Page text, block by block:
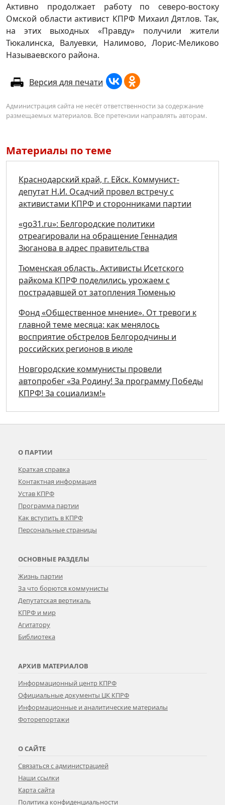
Активно продолжает работу по северо-востоку
Омской области активист КПРФ Михаил Дятлов. Так,
на этих выходных «Правду» получили жители
Тюкалинска, Валуевки, Налимово, Лорис-Меликово
Называевского района.
Версия для печати
Администрация сайта не несёт ответственности за содержание
размещаемых материалов. Все претензии направлять авторам.
Материалы по теме
Краснодарский край, г. Ейск. Коммунист-
депутат Н.И. Осадчий провел встречу с
активистами КПРФ и сторонниками партии
«go31.ru»: Белгородские политики
отреагировали на обращение Геннадия
Зюганова в адрес правительства
Тюменская область. Активисты Исетского
райкома КПРФ поделились урожаем с
пострадавшей от затопления Тюменью
Фонд «Общественное мнение». От тревоги к
главной теме месяца: как менялось
восприятие обстрелов Белгородчины и
российских регионов в июле
Новгородские коммунисты провели
автопробег «За Родину! За программу Победы
КПРФ! За социализм!»
О ПАРТИИ
Краткая справка
Контактная информация
Устав КПРФ
Программа партии
Как вступить в КПРФ
Персональные страницы
ОСНОВНЫЕ РАЗДЕЛЫ
Жизнь партии
За что борются коммунисты
Депутатская вертикаль
КПРФ и мир
Агитатору
Библиотека
АРХИВ МАТЕРИАЛОВ
Информационный центр КПРФ
Официальные документы ЦК КПРФ
Информационные и аналитические материалы
Фоторепортажи
О САЙТЕ
Связаться с администрацией
Наши ссылки
Карта сайта
Политика конфиденциальности